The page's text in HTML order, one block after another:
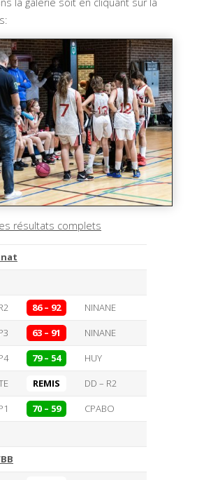
résultats complets
86 – 92
NINANE
63 – 91
NINANE
79 – 54
HUY
REMIS
DD – R2
70 – 59
CPABO